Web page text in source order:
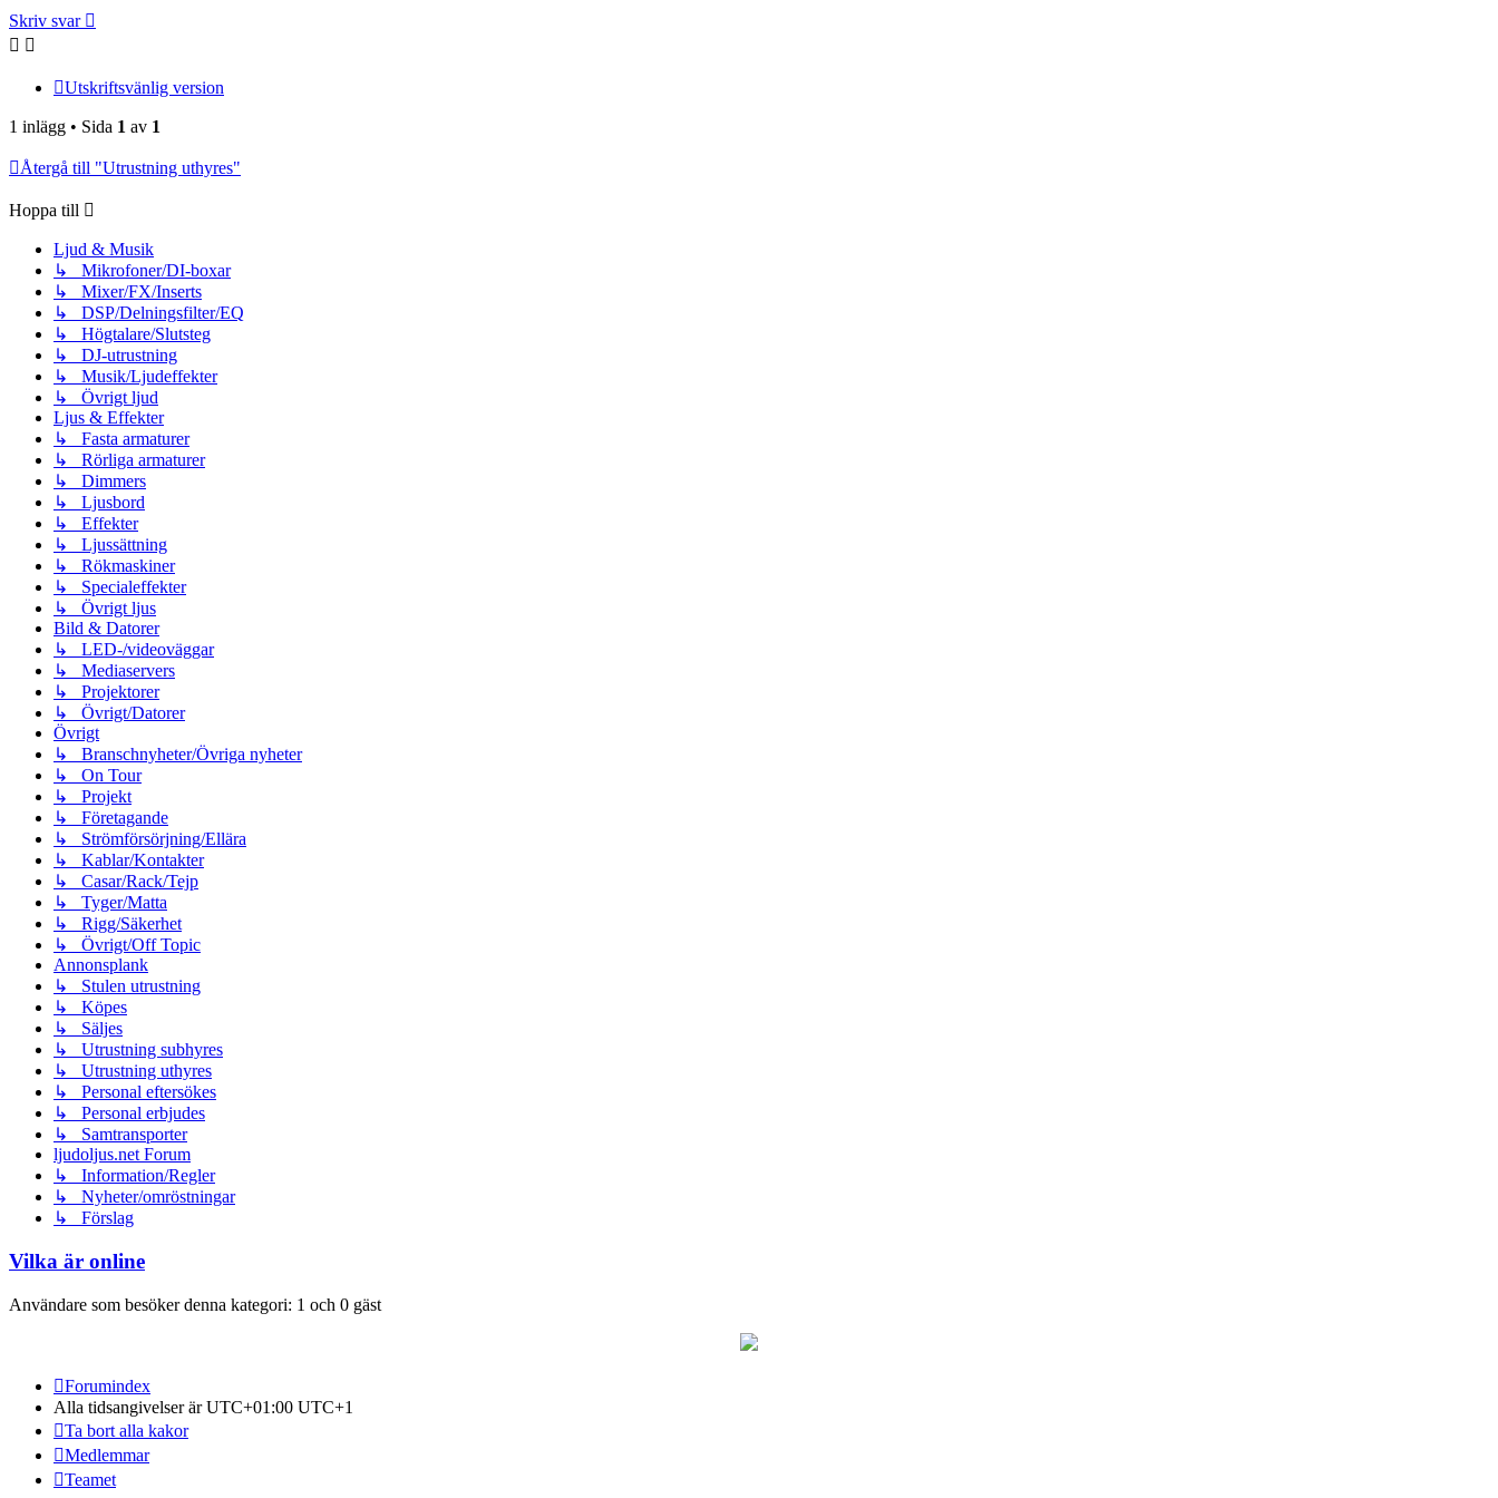
Skriv svar
Utskriftsvänlig version
1 inlägg • Sida 1 av 1
Återgå till "Utrustning uthyres"
Hoppa till
Ljud & Musik
↳ Mikrofoner/DI-boxar
↳ Mixer/FX/Inserts
↳ DSP/Delningsfilter/EQ
↳ Högtalare/Slutsteg
↳ DJ-utrustning
↳ Musik/Ljudeffekter
↳ Övrigt ljud
Ljus & Effekter
↳ Fasta armaturer
↳ Rörliga armaturer
↳ Dimmers
↳ Ljusbord
↳ Effekter
↳ Ljussättning
↳ Rökmaskiner
↳ Specialeffekter
↳ Övrigt ljus
Bild & Datorer
↳ LED-/videoväggar
↳ Mediaservers
↳ Projektorer
↳ Övrigt/Datorer
Övrigt
↳ Branschnyheter/Övriga nyheter
↳ On Tour
↳ Projekt
↳ Företagande
↳ Strömförsörjning/Ellära
↳ Kablar/Kontakter
↳ Casar/Rack/Tejp
↳ Tyger/Matta
↳ Rigg/Säkerhet
↳ Övrigt/Off Topic
Annonsplank
↳ Stulen utrustning
↳ Köpes
↳ Säljes
↳ Utrustning subhyres
↳ Utrustning uthyres
↳ Personal eftersökes
↳ Personal erbjudes
↳ Samtransporter
ljudoljus.net Forum
↳ Information/Regler
↳ Nyheter/omröstningar
↳ Förslag
Vilka är online
Användare som besöker denna kategori: 1 och 0 gäst
Forumindex
Alla tidsangivelser är UTC+01:00 UTC+1
Ta bort alla kakor
Medlemmar
Teamet